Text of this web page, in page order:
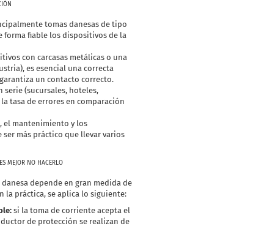
tomas danesas de tipo
forma fiable los dispositivos de la
con carcasas metálicas o una
es esencial una correcta
un contacto correcto.
serie (sucursales, hoteles,
tasa de errores en comparación
el mantenimiento y los
más práctico que llevar varios
MEJOR NO HACERLO
depende en gran medida de
la práctica, se aplica lo siguiente:
si la toma de corriente acepta el
de protección se realizan de